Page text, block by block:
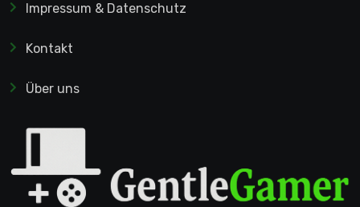
Impressum & Datenschutz
Kontakt
Über uns